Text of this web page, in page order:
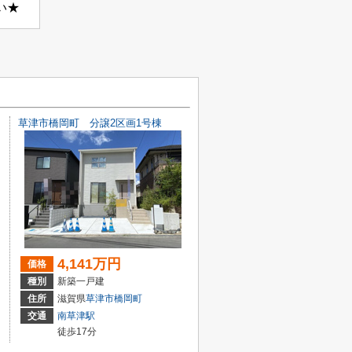
★
草津市橋岡町 分譲2区画1号棟
価格 4,141万円
種別
新築一戸建
住所
滋賀県草津市橋岡町
交通
南草津駅
徒歩17分